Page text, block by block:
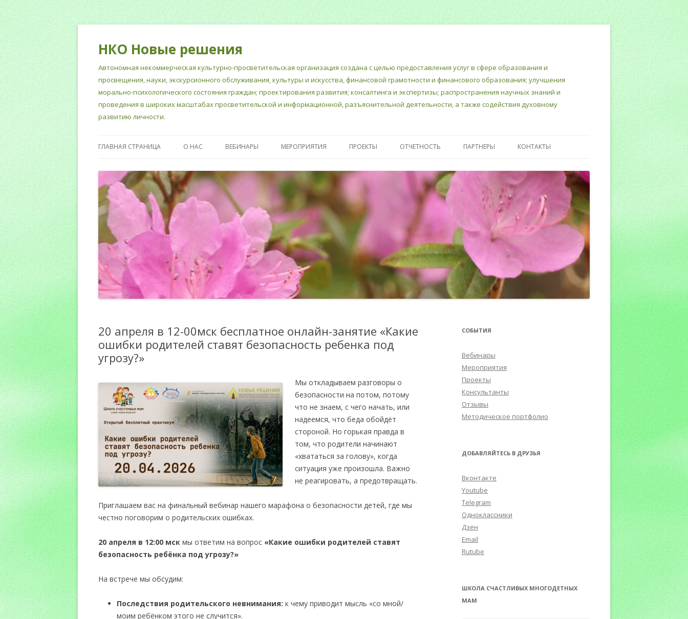
НКО Новые решения
Автономная некоммерческая культурно-просветительская организация создана с целью предоставления услуг в сфере образования и
просвещения, науки, экскурсионного обслуживания, культуры и искусства, финансовой грамотности и финансового образования; улучшения
морально-психологического состояния граждан; проектирования развития; консалтинга и экспертизы; распространения научных знаний и
проведения в широких масштабах просветительской и информационной, разъяснительной деятельности, а также содействия духовному
развитию личности.
ГЛАВНАЯ СТРАНИЦА О НАС
СОТРУДНИКИ
ВЕБИНАРЫ МЕРОПРИЯТИЯ ПРОЕКТЫ
МНОГОДЕТНЫХ МАМ»
ПСИХОЛОГИЧЕСКАЯ
ПОДДЕРЖКА ШКОЛЬНЫХ
ПЕДАГОГОВ- ПСИХОЛОГОВ
ПОДГОТОВКА УЧИТЕЛЕЙ-
НАСТАВНИКОВ ПО
ФИНАНСОВОЙ ГРАМОТНОСТИ
ШКОЛА ДЛЯ РОДИТЕЛЕЙ
ОТЧЕТНОСТЬ
ГОДОВОЙ БУХГАЛТЕРСКИЙ
ОТЧЕТ
ОТЧЕТНОСТЬ В МИНЮСТИЦИИ
ОТЗЫВЫ
МЕТОДИЧЕСКОЕ ПОРТФОЛИО
ПАРТНЕРЫ КОНТАКТЫ
20 апреля в 12-00мск бесплатное онлайн-занятие «Какие
ошибки родителей ставят безопасность ребенка под
угрозу?»
Мы откладываем разговоры о
безопасности на потом, потому
что не знаем, с чего начать, или
надеемся, что беда обойдёт
стороной. Но горькая правда в
том, что родители начинают
«хвататься за голову», когда
ситуация уже произошла. Важно
не реагировать, а предотвращать.
Приглашаем вас на финальный вебинар нашего марафона о безопасности детей, где мы
честно поговорим о родительских ошибках.
20 апреля в 12:00 мск мы ответим на вопрос «Какие ошибки родителей ставят
безопасность ребёнка под угрозу?»
На встрече мы обсудим:
Последствия родительского невнимания: к чему приводит мысль «со мной/
моим ребёнком этого не случится».
СОБЫТИЯ
Вебинары
Мероприятия
Проекты
Консультанты
Отзывы
Методическое портфолио
ДОБАВЛЯЙТЕСЬ В ДРУЗЬЯ
Вконтакте
Youtube
Telegram
Одноклассники
Дзен
Email
Rutube
ШКОЛА СЧАСТЛИВЫХ МНОГОДЕТНЫХ
МАМ